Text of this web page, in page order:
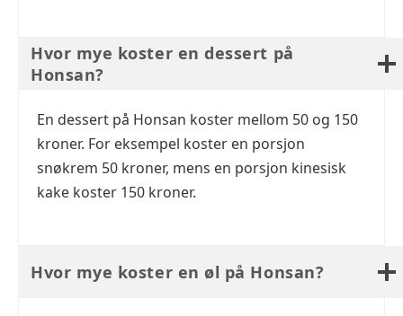
Hvor mye koster en dessert på
Honsan?
En dessert på Honsan koster mellom 50 og 150
kroner. For eksempel koster en porsjon
snøkrem 50 kroner, mens en porsjon kinesisk
kake koster 150 kroner.
Hvor mye koster en øl på Honsan?